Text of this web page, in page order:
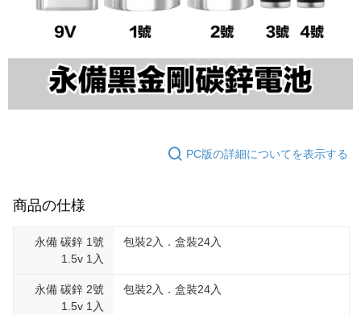
PC版の詳細についてを表示する
商品の仕様
永備 碳鋅 1號
1.5v 1入
包裝2入．盒裝24入
永備 碳鋅 2號
1.5v 1入
包裝2入．盒裝24入